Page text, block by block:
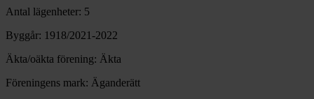
Antal lägenheter: 5
Byggår: 1918/2021-2022
Äkta/oäkta förening: Äkta
Föreningens mark: Äganderätt